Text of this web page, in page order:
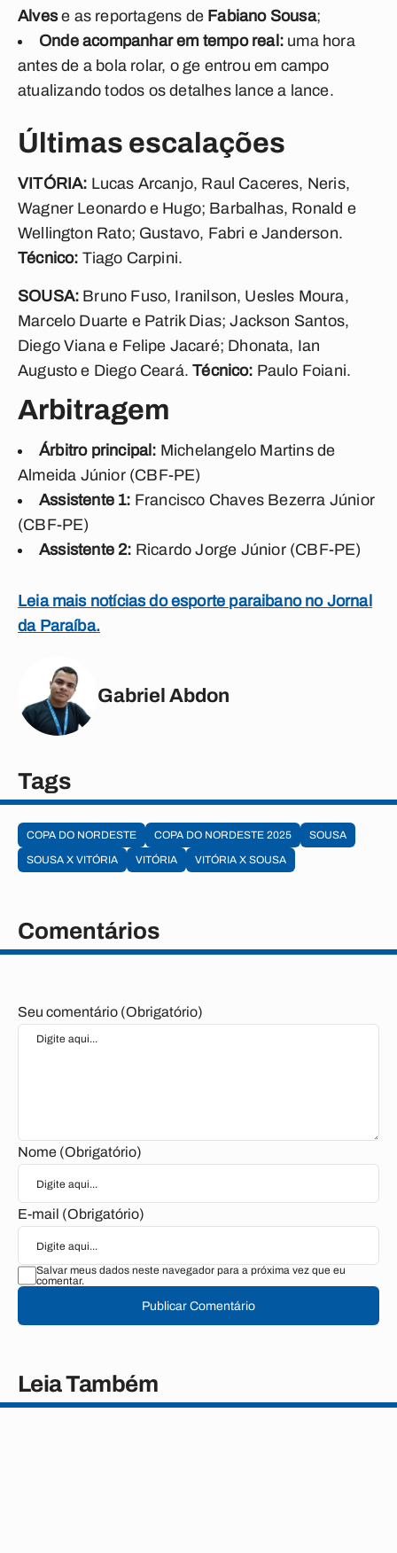
Alvese as reportagens de Fabiano Sousa;
Onde acompanhar em tempo real: uma hora
antes de a bola rolar, o ge entrou em campo
atualizando todos os detalhes lance a lance.
Últimas escalações
VITÓRIA: Lucas Arcanjo, Raul Caceres, Neris,
Wagner Leonardo e Hugo; Barbalhas, Ronald e
Wellington Rato; Gustavo, Fabri e Janderson.
Técnico: Tiago Carpini.
SOUSA: Bruno Fuso, Iranilson, Uesles Moura,
Marcelo Duarte e Patrik Dias; Jackson Santos,
Diego Viana e Felipe Jacaré; Dhonata, Ian
Augusto e Diego Ceará.Técnico: Paulo Foiani.
Arbitragem
Árbitro principal: Michelangelo Martins de
Almeida Júnior (CBF-PE)
Assistente 1: Francisco Chaves Bezerra Júnior
(CBF-PE)
Assistente 2: Ricardo Jorge Júnior (CBF-PE)
Leia mais notícias do esporte paraibano no Jornal
da Paraíba.
Gabriel Abdon
Tags
COPA DO NORDESTE COPA DO NORDESTE 2025
SOUSA
SOUSA X VITÓRIA
VITÓRIA VITÓRIA X SOUSA
Comentários
Seu comentário (Obrigatório)
Nome (Obrigatório)
E-mail (Obrigatório)
Salvar meus dados neste navegador para a próxima vez que eu
comentar.
Publicar Comentário
Leia Também